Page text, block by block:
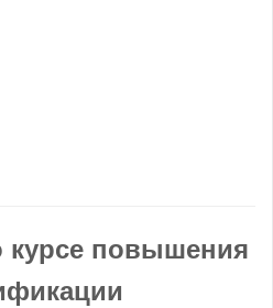
повышения